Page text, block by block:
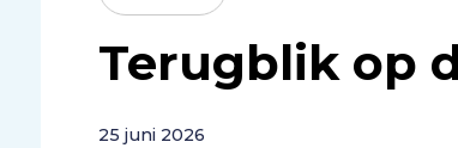
Terugblik op
25 juni 2026